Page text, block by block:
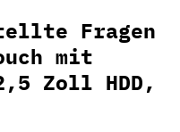
Fragen
mit
Zoll HDD,